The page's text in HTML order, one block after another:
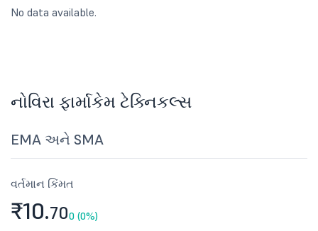
No data available.
નોવિરા ફાર્માકેમ ટેક્નિકલ્સ
EMA અને SMA
વર્તમાન કિંમત
₹10.700 (0%)